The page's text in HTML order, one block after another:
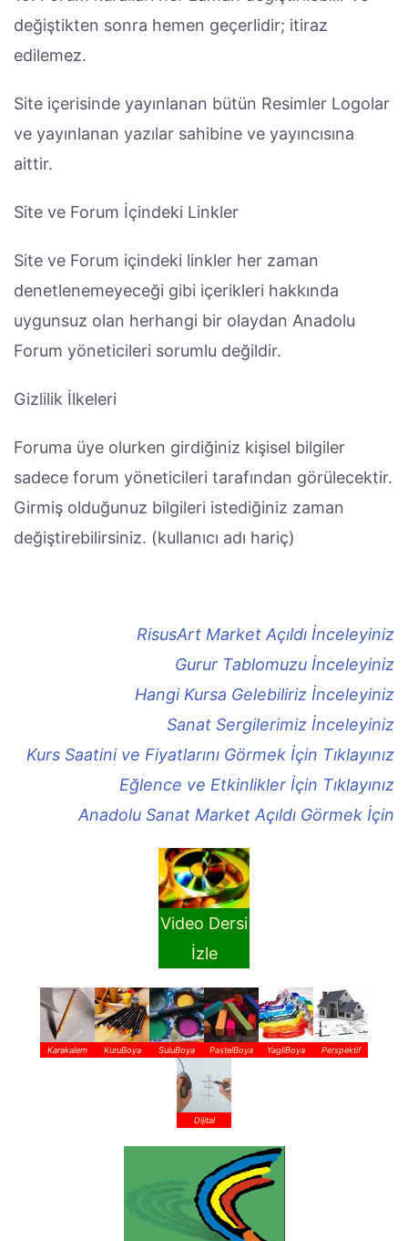
değiştikten sonra hemen geçerlidir; itiraz
edilemez.
Site içerisinde yayınlanan bütün Resimler Logolar
ve yayınlanan yazılar sahibine ve yayıncısına
aittir.
Site ve Forum İçindeki Linkler
Site ve Forum içindeki linkler her zaman
denetlenemeyeceği gibi içerikleri hakkında
uygunsuz olan herhangi bir olaydan Anadolu
Forum yöneticileri sorumlu değildir.
Gizlilik İlkeleri
Foruma üye olurken girdiğiniz kişisel bilgiler
sadece forum yöneticileri tarafından görülecektir.
Girmiş olduğunuz bilgileri istediğiniz zaman
değiştirebilirsiniz. (kullanıcı adı hariç)
RisusArt Market Açıldı İnceleyiniz
Gurur Tablomuzu İnceleyiniz
Hangi Kursa Gelebiliriz İnceleyiniz
Sanat Sergilerimiz İnceleyiniz
Kurs Saatini ve Fiyatlarını Görmek İçin Tıklayınız
Eğlence ve Etkinlikler İçin Tıklayınız
Anadolu Sanat Market Açıldı Görmek İçin
Video Dersi
İzle
Karakalem KuruBoya SuluBoya PastelBoya YagliBoya Perspektif
Dijital